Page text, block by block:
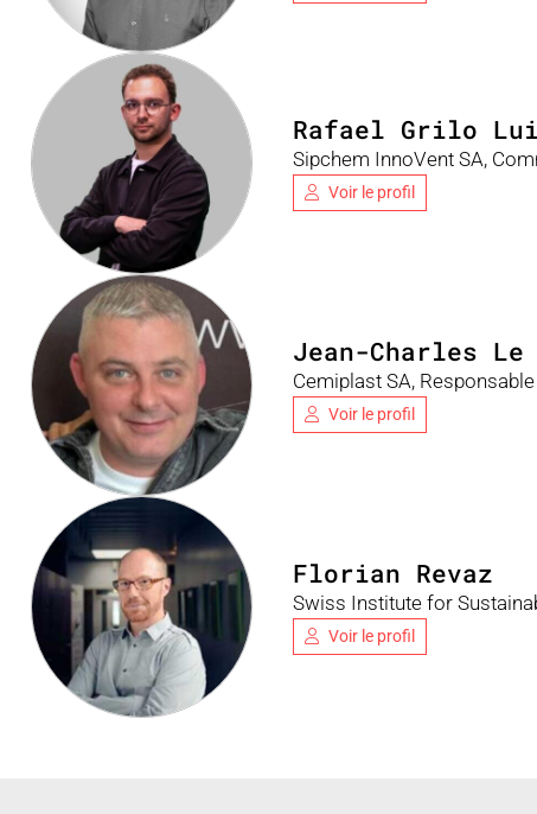
Rafael Grilo
Sipchem InnoVent SA,
Voir le profil
Jean-Charles Le
Cemiplast SA,
Voir le profil
Florian Revaz
Swiss Institute for
Voir le profil